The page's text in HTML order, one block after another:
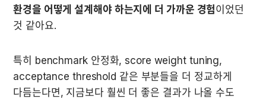
환경을 어떻게 설계해야 하는지에 더 가까운 경험이었던
것 같아요.
특히 benchmark 안정화, score weight tuning,
acceptance threshold 같은 부분들을 더 정교하게
다듬는다면, 지금보다 훨씬 더 좋은 결과가 나올 수도